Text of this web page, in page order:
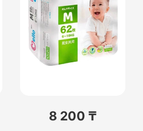
8 200 ₸